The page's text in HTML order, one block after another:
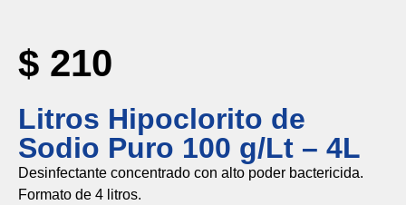
Litros Hipoclorito de
Sodio Puro 100 g/Lt – 4L
$ 210
Desinfectante concentrado con alto poder bactericida.
Formato de 4 litros.